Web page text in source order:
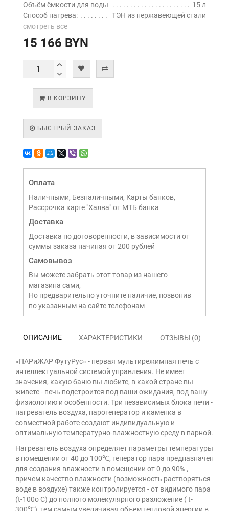
Объём ёмкости для воды
15 л
Способ нагрева:
ТЭН из нержавеющей стали
смотреть все
15 166 BYN
В КОРЗИНУ
БЫСТРЫЙ ЗАКАЗ
Оплата
Наличными, Безналичными, Карты банков,
Рассрочка карте "Халва" от МТБ банка
Доставка
Доставка по договоренности, в зависимости от
суммы заказа начиная от 200 рублей
Самовывоз
Вы можете забрать этот товар из нашего
магазина сами,
Но предварительно уточните наличие, позвонив
по указанным на сайте телефонам
ОПИСАНИЕ ХАРАКТЕРИСТИКИ ОТЗЫВЫ (0)
«ПАРиЖАР ФутуРус» - первая мультирежимная печь с
интеллектуальной системой управления. Не имеет
значения, какую баню вы любите, в какой стране вы
живете - печь подстроится под ваши ожидания, под вашу
физиологию и особенности. Три независимых блока печи -
нагреватель воздуха, парогенератор и каменка в
совместной работе создают индивидуальную и
оптимальную температурно-влажностную среду в парной.
Нагреватель воздуха определяет параметры температуры
в помещении от 40 до 100℃, генератор пара предназначен
для создания влажности в помещении от 0 до 90% ,
причем качество влажности (возможность растворяться
воде в воздухе) также контролируется - от видимого пара
(t-100о С) до полного молекулярного разложение ( t-